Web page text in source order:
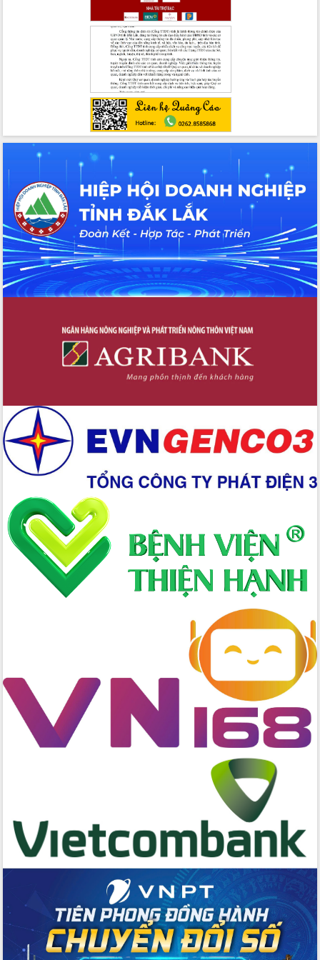
UBND tỉnh họp báo định kỳ tháng 4
Hội thảo khoa học “Giải pháp thúc đẩy
phát triển nền kinh tế xanh tại tỉnh
Tăng cường giám sát, đôn đốc thực
hiện nhiệm vụ quản lý tài sản công
Tháo gỡ những vướng mắc, đẩy mạnh
công tác cải cách thủ tục hành chính
tại Trung tâm Phục vụ hành chính
công tỉnh
Đắk Lắk: Tôn vinh 46 giải pháp tại Hội
thi Sáng tạo Kỹ thuật 2024 - 2025
Đắk Lắk rà soát, điều chỉnh Đề án 190
về phát triển nuôi trồng thủy sản
Phó Chủ tịch UBND tỉnh Đắk Lắk
Trương Công Thái kiểm tra thực địa
Dự án cao tốc Khánh Hòa - Buôn Ma
Định vị cà phê Việt Nam như một “di
sản sống” trong dòng chảy toàn cầu
Xây dựng nông thôn mới: Nâng cao đời
sống người dân từ những mô hình thiết
Quyết liệt tháo gỡ vướng mắc, đẩy
nhanh tiến độ các dự án trọng điểm
trong Khu kinh tế Nam Phú Yên
Hòn Yến phát triển du lịch gắn với bảo
tồn biển
Lấy ý kiến điều chỉnh Quy hoạch tỉnh
Đắk Lắk thời kỳ 2021-2030, tầm nhìn
đến năm 2050
Phát động chiến dịch 30 ngày đêm
giải phóng mặt bằng Tuyến đường bộ
ven biển
Đắk Lắk nỗ lực thúc đẩy tăng trưởng
kinh tế từ 10% trở lên trong Quý
Thứ trưởng Bộ Y tế làm việc với tỉnh
Đắk Lắk về phát triển nhân lực y tế
cho trạm y tế cấp xã
Du lịch Đắk Lắk nâng tầm trải nghiệm
du khách thông qua Hệ thống cơ sở dữ
trao đổi thông tin trước Kỳ họp thứ
nhất, Quốc hội khóa XVI
Quyết liệt cải cách hành chính, khơi
thông nguồn lực phát triển
Nâng cao hiệu lực, hiệu quả HĐND
tỉnh thông qua hiện đại hóa hành chính
Xã Ea Phê gắn cải cách hành chính với
chuyển đổi số
Phó Chủ tịch Thường trực UBND tỉnh